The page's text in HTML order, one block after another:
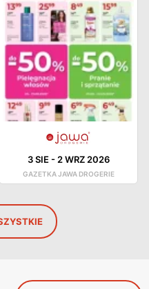
3 SIE - 2 WRZ 2026
GAZETKA JAWA DROGERIE